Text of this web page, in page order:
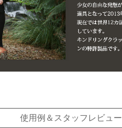
使用例＆スタッフレビュー